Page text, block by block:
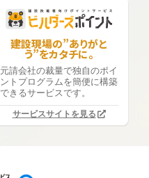
建設現場の”ありがと
う”をカタチに。
元請会社の裁量で独自のポイ
ントプログラムを簡便に構築
できるサービスです。
サービスサイトを見る